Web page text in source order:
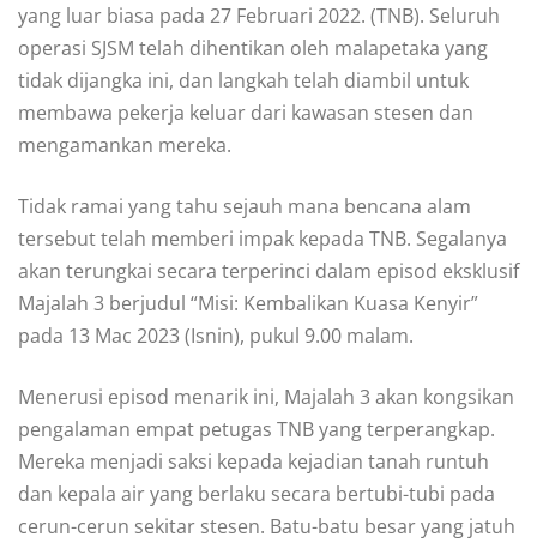
yang luar biasa pada 27 Februari 2022. (TNB). Seluruh
operasi SJSM telah dihentikan oleh malapetaka yang
tidak dijangka ini, dan langkah telah diambil untuk
membawa pekerja keluar dari kawasan stesen dan
mengamankan mereka.
Tidak ramai yang tahu sejauh mana bencana alam
tersebut telah memberi impak kepada TNB. Segalanya
akan terungkai secara terperinci dalam episod eksklusif
Majalah 3 berjudul “Misi: Kembalikan Kuasa Kenyir”
pada 13 Mac 2023 (Isnin), pukul 9.00 malam.
Menerusi episod menarik ini, Majalah 3 akan kongsikan
pengalaman empat petugas TNB yang terperangkap.
Mereka menjadi saksi kepada kejadian tanah runtuh
dan kepala air yang berlaku secara bertubi-tubi pada
cerun-cerun sekitar stesen. Batu-batu besar yang jatuh